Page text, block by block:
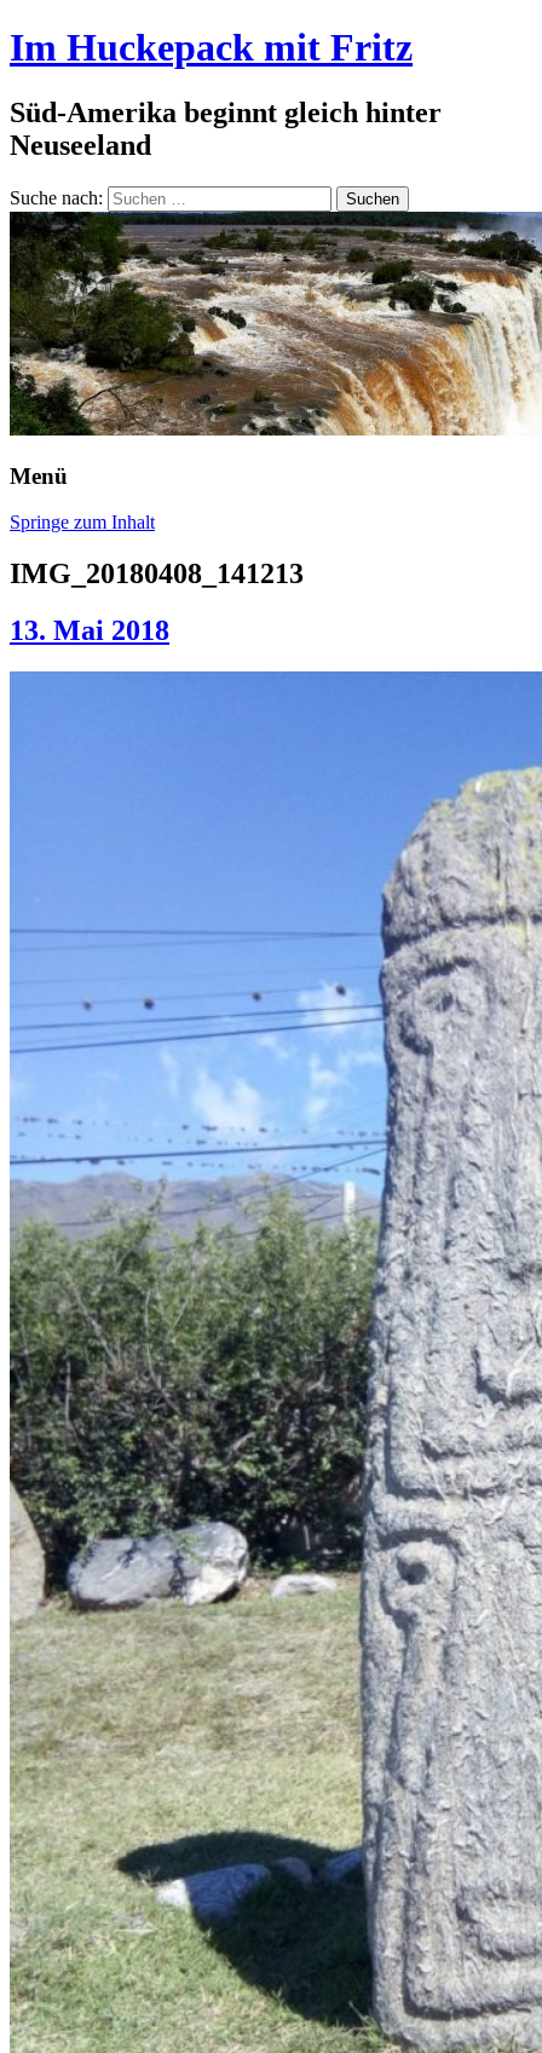
Im Huckepack mit Fritz
Süd-Amerika beginnt gleich hinter
Neuseeland
Suche nach:
Menü
Springe zum Inhalt
IMG_20180408_141213
13. Mai 2018